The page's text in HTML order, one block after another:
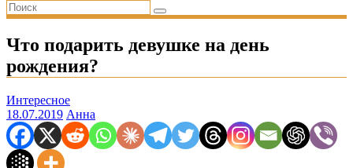
Что подарить девушке на день
рождения?
Интересное
18.07.2019 Анна